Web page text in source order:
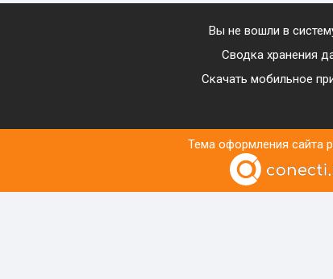
Вы не вошли в
Сводка хранения
Скачать мобильное
Тема оформления сайта